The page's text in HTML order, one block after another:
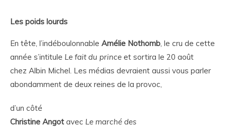
Les poids lourds
En tête, l’indéboulonnable Amélie Nothomb, le cru de cette
année s’intitule Le fait du prince et sortira le 20 août
chez Albin Michel. Les médias devraient aussi vous parler
abondamment de deux reines de la provoc,
d’un côté
Christine Angot avec Le marché des